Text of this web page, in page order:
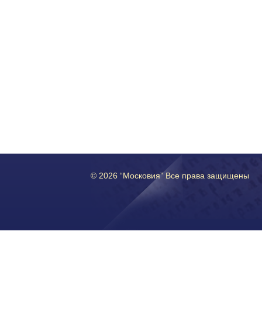
© 2026 “Московия” Все права защищены